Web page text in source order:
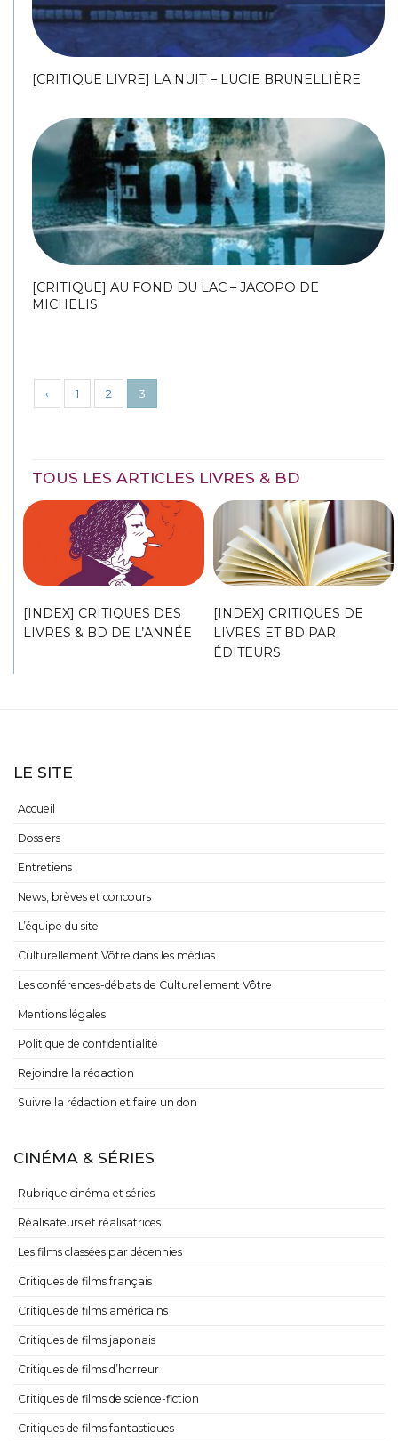
[CRITIQUE LIVRE] LA NUIT – LUCIE BRUNELLIÈRE
[CRITIQUE] AU FOND DU LAC – JACOPO DE
MICHELIS
‹ 1 2 3
TOUS LES ARTICLES LIVRES & BD
[INDEX] CRITIQUES DES
LIVRES & BD DE L’ANNÉE
[INDEX] CRITIQUES DE
LIVRES ET BD PAR
ÉDITEURS
LE SITE
Accueil
Dossiers
Entretiens
News, brèves et concours
L’équipe du site
Culturellement Vôtre dans les médias
Les conférences-débats de Culturellement Vôtre
Mentions légales
Politique de confidentialité
Rejoindre la rédaction
Suivre la rédaction et faire un don
CINÉMA & SÉRIES
Rubrique cinéma et séries
Réalisateurs et réalisatrices
Les films classées par décennies
Critiques de films français
Critiques de films américains
Critiques de films japonais
Critiques de films d’horreur
Critiques de films de science-fiction
Critiques de films fantastiques